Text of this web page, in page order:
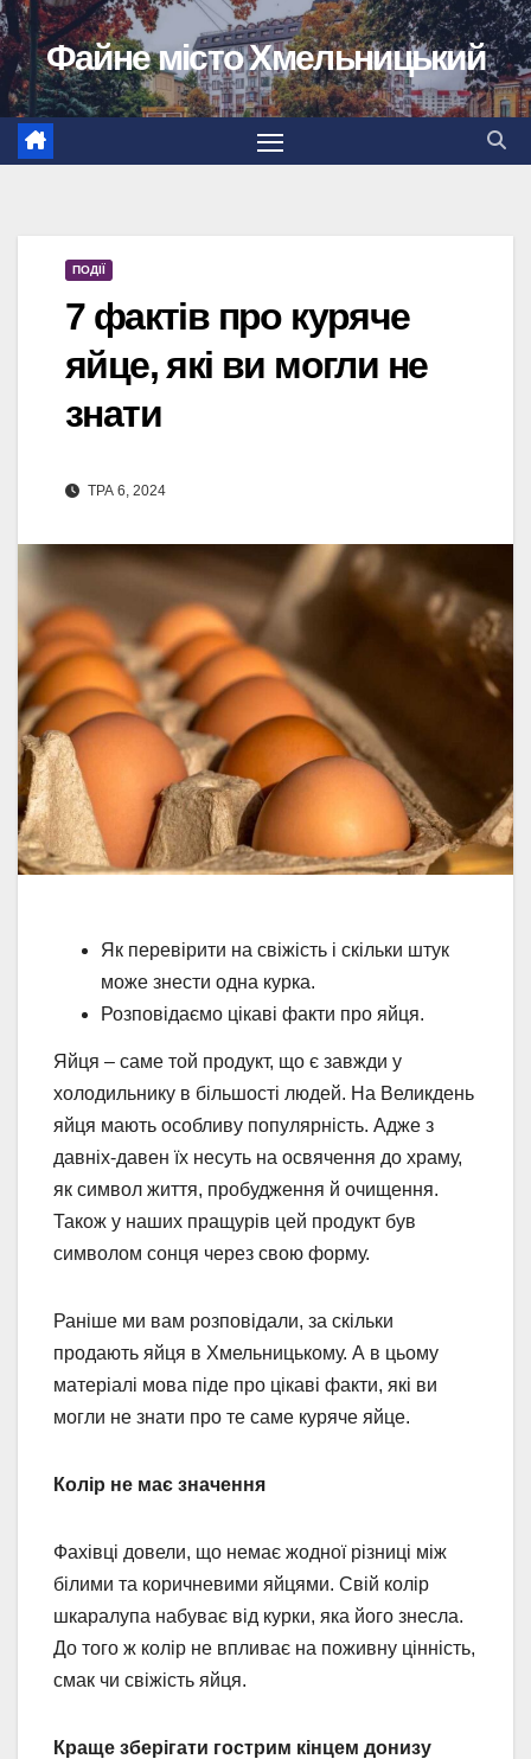
Перейти
до
вмісту
Файне місто Хмельницький
ПОДІЇ
7 фактів про куряче
яйце, які ви могли не
знати
ТРА 6, 2024
Як перевірити на свіжість і скільки штук
може знести одна курка.
Розповідаємо цікаві факти про яйця.
Яйця – саме той продукт, що є завжди у
холодильнику в більшості людей. На Великдень
яйця мають особливу популярність. Адже з
давніх-давен їх несуть на освячення до храму,
як символ життя, пробудження й очищення.
Також у наших пращурів цей продукт був
символом сонця через свою форму.
Раніше ми вам розповідали, за скільки
продають яйця в Хмельницькому. А в цьому
матеріалі мова піде про цікаві факти, які ви
могли не знати про те саме куряче яйце.
Колір не має значення
Фахівці довели, що немає жодної різниці між
білими та коричневими яйцями. Свій колір
шкаралупа набуває від курки, яка його знесла.
До того ж колір не впливає на поживну цінність,
смак чи свіжість яйця.
Краще зберігати гострим кінцем донизу